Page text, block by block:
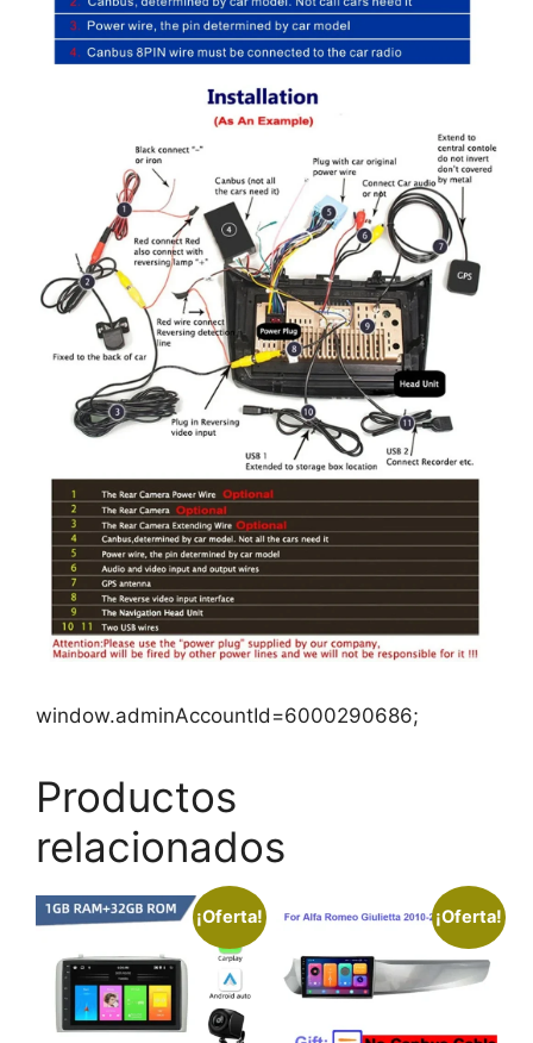
window.adminAccountId=6000290686;
Productos
relacionados
¡Oferta! ¡Oferta!